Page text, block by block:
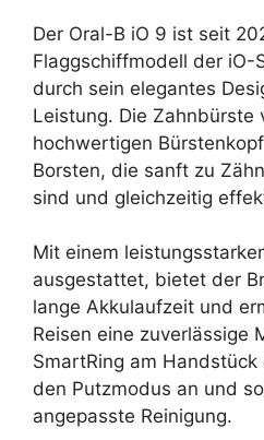
Der Oral-B iO 9 ist seit
Flaggschiffmodell der iO-
durch sein elegantes
Leistung. Die Zahnbürste
hochwertigen
Borsten, die sanft zu
sind und gleichzeitig
Mit einem
ausgestattet, bietet der
lange Akkulaufzeit und
Reisen eine zuverlässige
SmartRing am
den Putzmodus an und
angepasste Reinigung.